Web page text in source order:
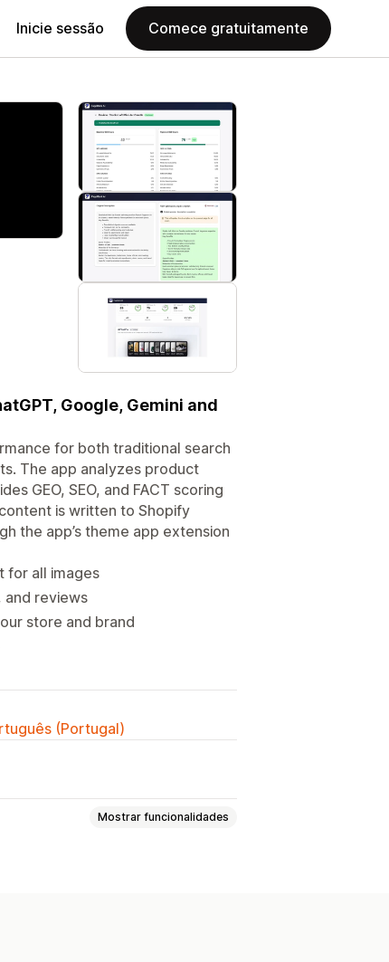
Inicie sessão Comece gratuitamente
Google, Gemini and
for both traditional search
The app analyzes product
GEO, SEO, and FACT scoring
is written to Shopify
the app’s theme app extension
for all images
and reviews
store and brand
(Portugal)
Mostrar funcionalidades